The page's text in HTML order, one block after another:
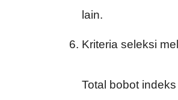
lain.
Kriteria seleksi
Total bobot